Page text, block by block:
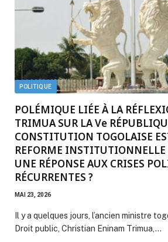
POLITIQUE
POLÉMIQUE LIÉE À LA
TRIMUA SUR LA Ve
CONSTITUTION TOGOLAISE
REFORME
UNE RÉPONSE AUX CRISES
RÉCURRENTES ?
MAI 23, 2026
Il y a quelques jours, l’ancien ministre
Droit public, Christian Eninam Trimua,…